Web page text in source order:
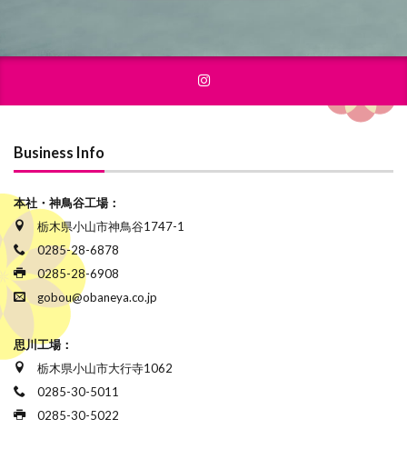
Business Info
本社・神鳥谷工場：
栃木県小山市神鳥谷1747-1
0285-28-6878
0285-28-6908
gobou@obaneya.co.jp
思川工場：
栃木県小山市大行寺1062
0285-30-5011
0285-30-5022